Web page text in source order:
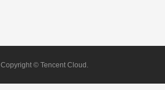
Copyright © Tencent Cloud.